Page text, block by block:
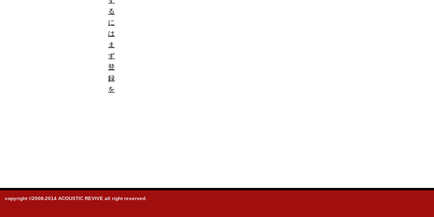
る
に
は
ま
ず
登
録
を
copyright ©2008-2014 ACOUSTIC REVIVE all right reserved.